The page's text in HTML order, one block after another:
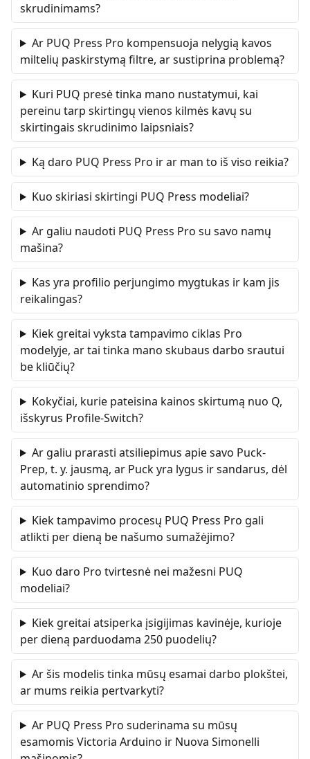
skrudinimams?
Ar PUQ Press Pro kompensuoja nelygią kavos
miltelių paskirstymą filtre, ar sustiprina problemą?
Kuri PUQ presė tinka mano nustatymui, kai
pereinu tarp skirtingų vienos kilmės kavų su
skirtingais skrudinimo laipsniais?
Ką daro PUQ Press Pro ir ar man to iš viso reikia?
Kuo skiriasi skirtingi PUQ Press modeliai?
Ar galiu naudoti PUQ Press Pro su savo namų
mašina?
Kas yra profilio perjungimo mygtukas ir kam jis
reikalingas?
Kiek greitai vyksta tampavimo ciklas Pro
modelyje, ar tai tinka mano skubaus darbo srautui
be kliūčių?
Kokyčiai, kurie pateisina kainos skirtumą nuo Q,
išskyrus Profile-Switch?
Ar galiu prarasti atsiliepimus apie savo Puck-
Prep, t. y. jausmą, ar Puck yra lygus ir sandarus, dėl
automatinio sprendimo?
Kiek tampavimo procesų PUQ Press Pro gali
atlikti per dieną be našumo sumažėjimo?
Kuo daro Pro tvirtesnė nei mažesni PUQ
modeliai?
Kiek greitai atsiperka įsigijimas kavinėje, kurioje
per dieną parduodama 250 puodelių?
Ar šis modelis tinka mūsų esamai darbo plokštei,
ar mums reikia pertvarkyti?
Ar PUQ Press Pro suderinama su mūsų
esamomis Victoria Arduino ir Nuova Simonelli